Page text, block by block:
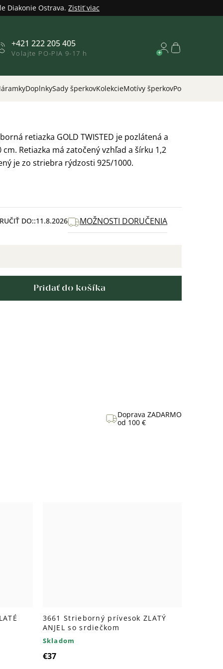
Diakonie Ostrava. Zistiť viac
+421 222 205 405
Volajte PO-PIA 9-17 h
Nákupný
DoplnkySady šperkovKolekcieMotívy šperkovPodľa
DO: 11.8.2026 MOŽNOSTI DORUČENIA
Pridať do košíka
retiazka GOLD TWISTED je pozlátená a
cm. Retiazka má zatočený vzhľad a šírku 1,2
je zo striebra rýdzosti 925/1000.
Doprava ZADARMO
od 100 €
3661 Strieborný prívesok ZLATÝ
ANJEL so srdiečkom
Skladom
€37